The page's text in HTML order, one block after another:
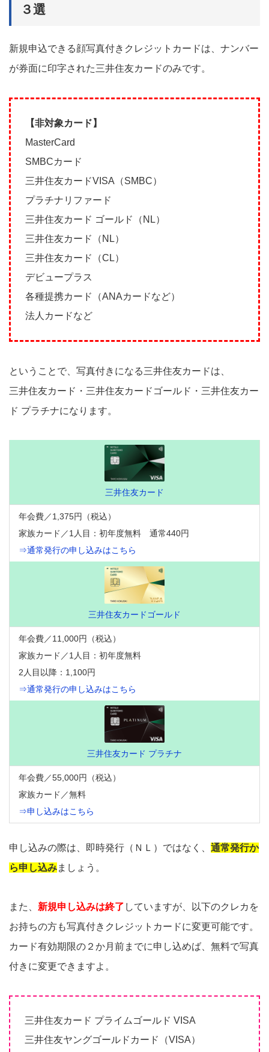
３選
新規申込できる顔写真付きクレジットカードは、ナンバー
が券面に印字された三井住友カードのみです。
【非対象カード】
MasterCard
SMBCカード
三井住友カードVISA（SMBC）
プラチナリファード
三井住友カード ゴールド（NL）
三井住友カード（NL）
三井住友カード（CL）
デビュープラス
各種提携カード（ANAカードなど）
法人カードなど
ということで、写真付きになる三井住友カードは、
三井住友カード・三井住友カードゴールド・三井住友カー
ド プラチナになります。
三井住友カード
年会費／1,375円（税込）
家族カード／1人目：初年度無料 通常440円
⇒通常発行の申し込みはこちら
三井住友カードゴールド
年会費／11,000円（税込）
家族カード／1人目：初年度無料
2人目以降：1,100円
⇒通常発行の申し込みはこちら
三井住友カード プラチナ
年会費／55,000円（税込）
家族カード／無料
⇒申し込みはこちら
申し込みの際は、即時発行（ＮＬ）ではなく、 通常発行か
ら申し込みましょう。
また、 新規申し込みは終了 していますが、以下のクレカを
お持ちの方も写真付きクレジットカードに変更可能です。
カード有効期限の２か月前までに申し込めば、無料で写真
付きに変更できますよ。
三井住友カード プライムゴールド VISA
三井住友ヤングゴールドカード（VISA）